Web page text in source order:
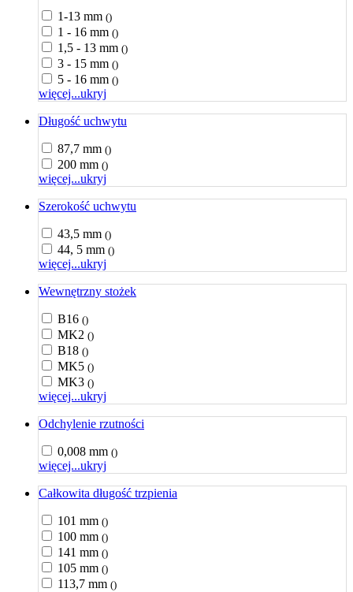
1-13 mm ()
1 - 16 mm ()
1,5 - 13 mm ()
3 - 15 mm ()
5 - 16 mm ()
więcej...ukryj
Długość uchwytu
87,7 mm ()
200 mm ()
więcej...ukryj
Szerokość uchwytu
43,5 mm ()
44, 5 mm ()
więcej...ukryj
Wewnętrzny stożek
B16 ()
MK2 ()
B18 ()
MK5 ()
MK3 ()
więcej...ukryj
Odchylenie rzutności
0,008 mm ()
więcej...ukryj
Całkowita długość trzpienia
101 mm ()
100 mm ()
141 mm ()
105 mm ()
113,7 mm ()